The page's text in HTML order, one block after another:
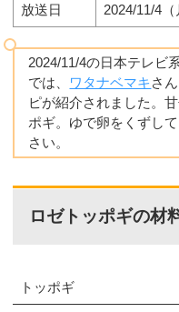
放送日 2024/11/4（
2024/11/4の日本テレビ
では、 ワタナベマキさ
ピが紹介されました。
ポギ。ゆで卵をくずし
さい。
ロゼトッポギの材
トッポギ